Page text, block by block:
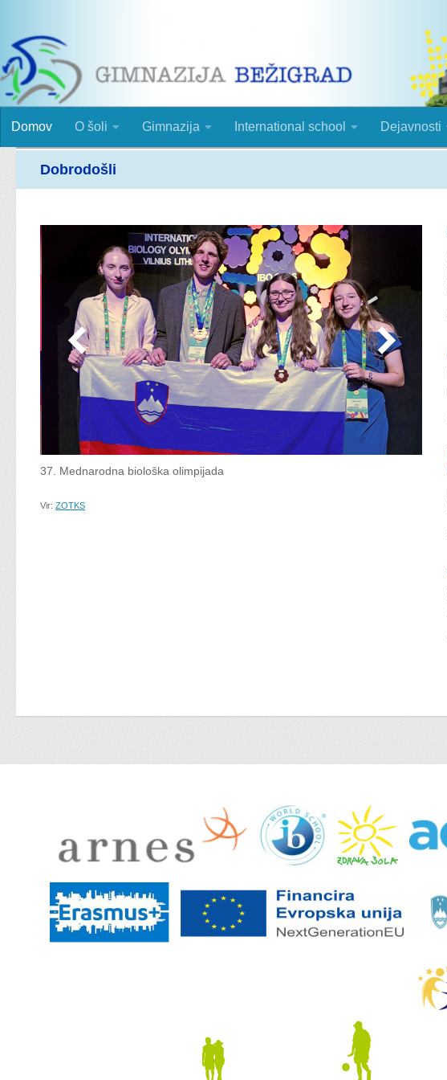
Domov O šoli Gimnazija International school Dejavnosti
Dobrodošli
37. Mednarodna biološka olimpijada
Vir: ZOTKS